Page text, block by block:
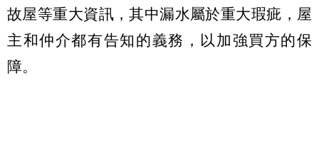
故屋等重大資訊，其中漏水屬於重大瑕疵，屋
主和仲介都有告知的義務，以加強買方的保
障。